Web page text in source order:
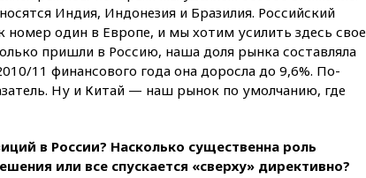
попытке попасть из Марокко в
Сеуту на параплане
00:30
FT: ЕС не готов принять в
блок Украину из-за уровня
коррупции
выгоду безвизового режима с
ЕС
Индия, Индонезия и Бразилия. Российский
номер один в Европе, и мы хотим усилить здесь свое
пришли в Россию, наша доля рынка составляла
11 финансового года она доросла до 9,6%. По-
Ну и Китай — наш рынок по умолчанию, где
в России? Насколько существенна роль
или все спускается «сверху» директивно?